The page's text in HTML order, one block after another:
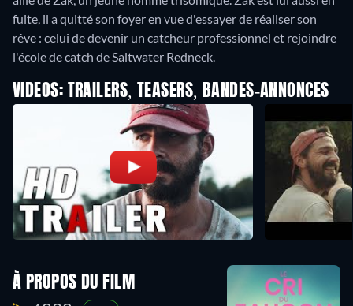
fuite, il a quitté son foyer en vue d'essayer de réaliser son
rêve : celui de devenir un catcheur professionnel et rejoindre
l'école de catch de Saltwater Redneck.
VIDEOS: TRAILERS, TEASERS, BANDES-ANNONCES
À PROPOS DU FILM